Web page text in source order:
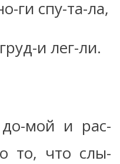
ги спу-та-ла,
и лег-ли.
мой и рас-
то, что слы-